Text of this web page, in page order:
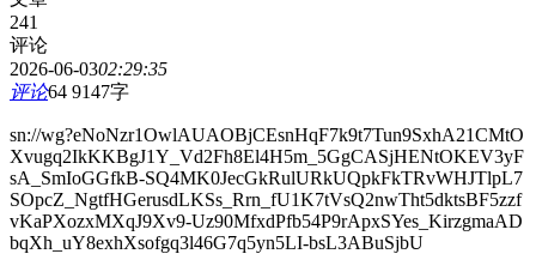
241
评论
2026-06-0302:29:35
评论64 9147字
sn://wg?eNoNzr1OwlAUAOBjCEsnHqF7k9t7Tun9SxhA21CMtO
Xvugq2IkKKBgJ1Y_Vd2Fh8El4H5m_5GgCASjHENtOKEV3yF
sA_SmIoGGfkB-SQ4MK0JecGkRulURkUQpkFkTRvWHJTlpL7
SOpcZ_NgtfHGerusdLKSs_Rrn_fU1K7tVsQ2nwTht5dktsBF5zzf
vKaPXozxMXqJ9Xv9-Uz90MfxdPfb54P9rApxSYes_KirzgmaAD
bqXh_uY8exhXsofgq3l46G7q5yn5LI-bsL3ABuSjbU